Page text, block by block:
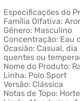
Especificações do
Família Olfativa:
Gênero: Masculino
Concentração: Eau
Ocasião: Casual,
quentes ou
Nome do Produto:
Linha: Polo Sport
Versão: Clássica
Notas de Topo: